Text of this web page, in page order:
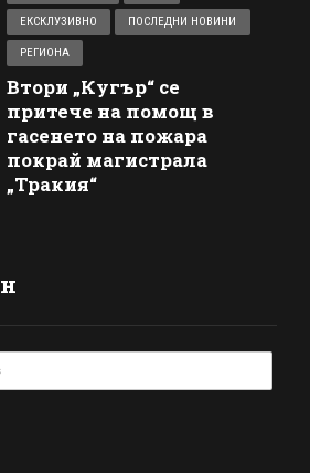
ЕКСКЛУЗИВНО ПОСЛЕДНИ НОВИНИ
РЕГИОНА
Втори „Кугър“ се
притече на помощ в
гасенето на пожара
покрай магистрала
„Тракия“